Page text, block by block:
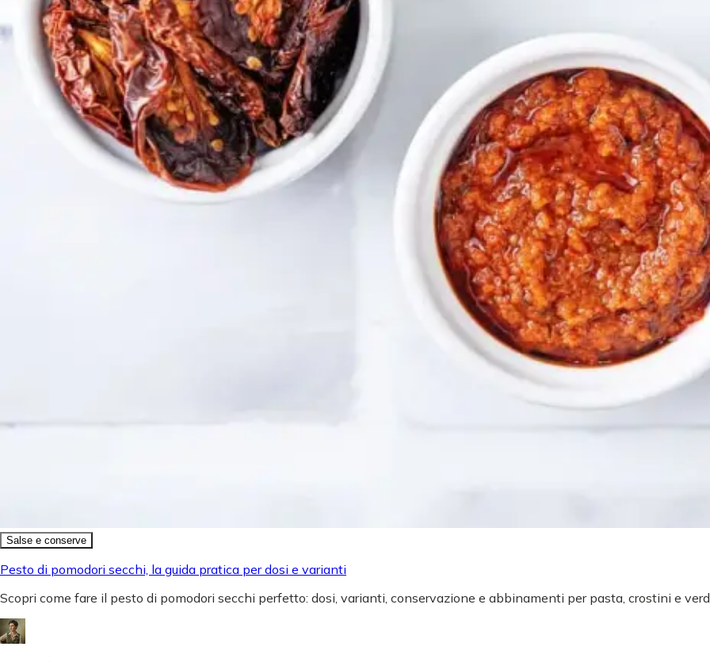
Salse e conserve
Pesto di pomodori secchi, la guida pratica per dosi e varianti
Scopri come fare il pesto di pomodori secchi perfetto: dosi, varianti, conservazione e abbinamenti per pasta, crostini e